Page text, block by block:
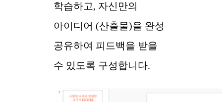
학습하고, 자신만의
아이디어 (산출물)을 완성
공유하여 피드백을 받을
수 있도록 구성합니다.